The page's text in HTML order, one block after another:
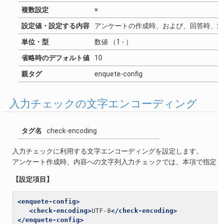
複数設定 ×
設定値・設定する内容 アンケートの作成時、および、回答時
単位・型 数値 （1 - ）
省略時のデフォルト値 10
親タグ enquete-config
入力チェックの文字エンコーディング
タグ名 check-encoding
入力チェックに利用する文字エンコーディングを設定します。
アンケート作成時、内容への文字列入力チェックでは、本項で指
【設定項目】
<enquete-config>
<check-encoding>UTF-8</check-encoding>
</enquete-config>